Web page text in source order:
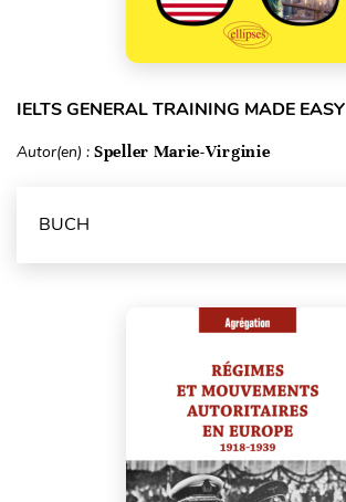
IELTS GENERAL TRAINING MADE EASY
Autor(en) : Speller Marie-Virginie
BUCH